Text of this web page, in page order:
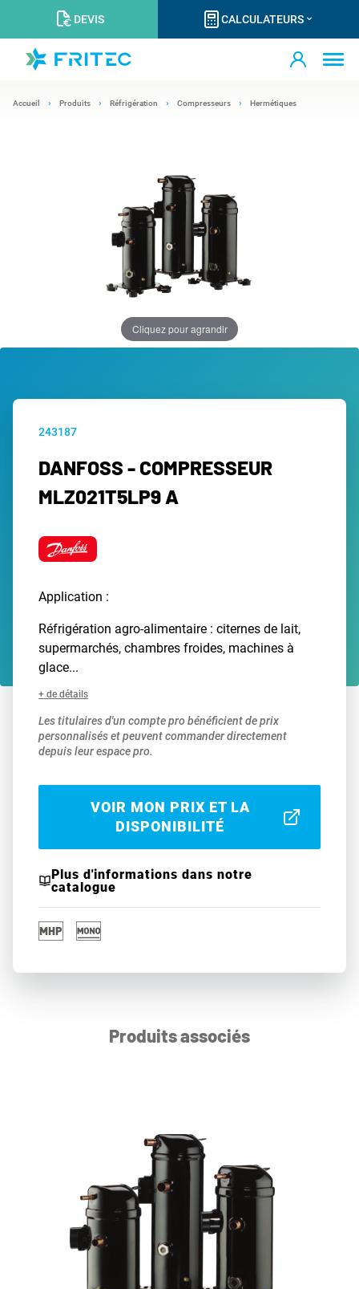
DEVIS CALCULATEURS
Accueil Produits Réfrigération Compresseurs Hermétiques
Cliquez pour agrandir
243187
DANFOSS - COMPRESSEUR
MLZ021T5LP9 A
Application :
Réfrigération agro-alimentaire : citernes de lait,
supermarchés, chambres froides, machines à
glace...
+ de détails
Les titulaires d'un compte pro bénéficient de prix
personnalisés et peuvent commander directement
depuis leur espace pro.
VOIR MON PRIX ET LA
DISPONIBILITÉ
Plus d'informations dans notre
catalogue
Produits associés